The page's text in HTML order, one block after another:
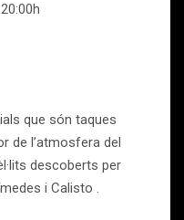
20:00h
que són taques
de l’atmosfera del
descoberts per
i Calisto .